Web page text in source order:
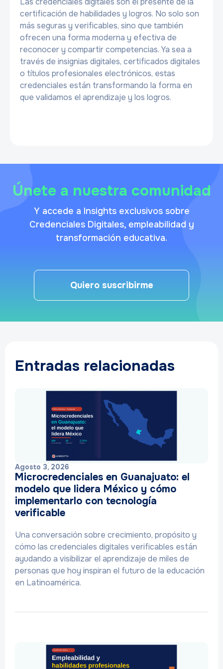
certificación de habilidades y logros. No solo son
más seguras y verificables, sino que también
ofrecen una forma moderna y efectiva de
reconocer y compartir competencias. Ya sea a
través de insignias digitales, certificados digitales
o títulos profesionales electrónicos, estas
credenciales están transformando la forma en
que validamos el aprendizaje y los logros.
Únete a nuestra comunidad
Y accede a Insights exclusivos sobre
Credenciales Digitales, empleabilidad y
transformación educativa.
Quiero suscribirme
Entradas relacionadas
Agosto 3, 2026
Microcredenciales en Guanajuato: el
modelo que lidera México y cómo
implementarlo con tecnología
verificable
Una conversación sobre crecimiento, propósito y
cómo las credenciales digitales verificables están
ayudando a visibilizar el aprendizaje de miles de
personas que hoy inspiran el futuro de la educación
en Latinoamérica.